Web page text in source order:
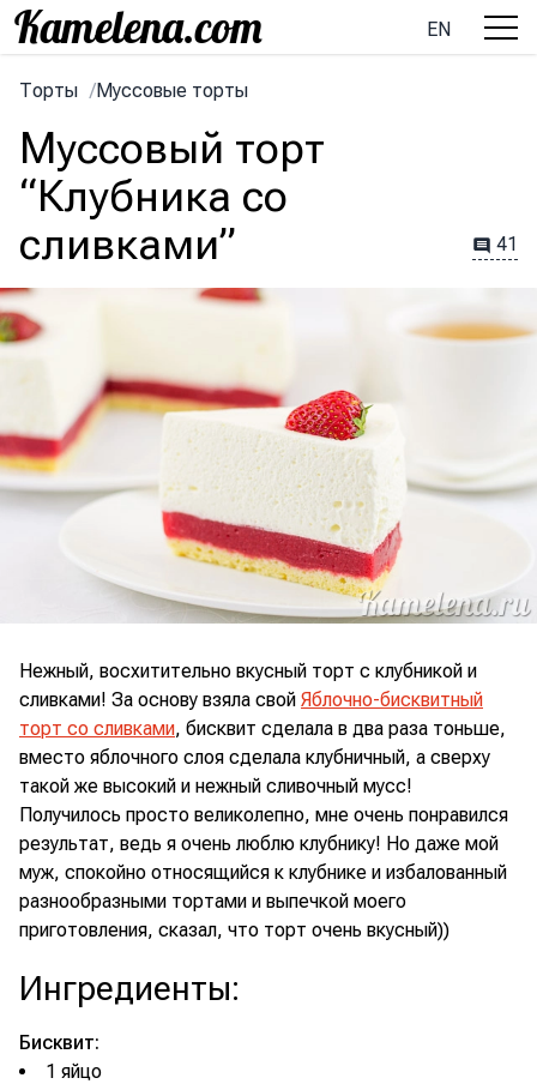
EN
Торты /Муссовые торты
Муссовый торт
“Клубника со
сливками”
41
Нежный, восхитительно вкусный торт с клубникой и
сливками! За основу взяла свой Яблочно-бисквитный
торт со сливками, бисквит сделала в два раза тоньше,
вместо яблочного слоя сделала клубничный, а сверху
такой же высокий и нежный сливочный мусс!
Получилось просто великолепно, мне очень понравился
результат, ведь я очень люблю клубнику! Но даже мой
муж, спокойно относящийся к клубнике и избалованный
разнообразными тортами и выпечкой моего
приготовления, сказал, что торт очень вкусный))
Ингредиенты:
Бисквит:
1 яйцо